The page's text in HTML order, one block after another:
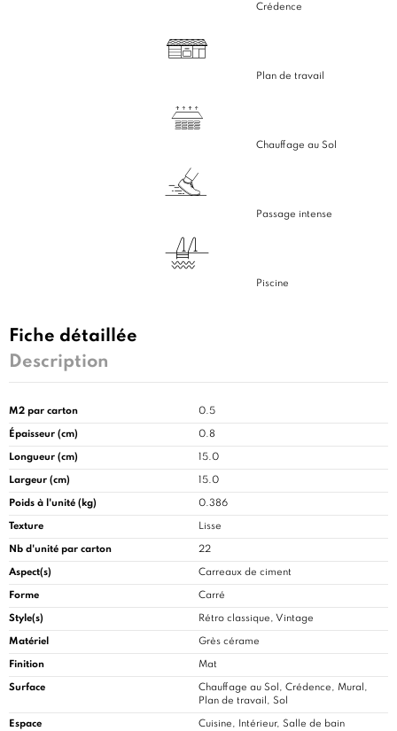
Crédence
Plan de travail
Chauffage au Sol
Passage intense
Piscine
Fiche détaillée
Description
M2 par carton 0.5
Épaisseur (cm) 0.8
Longueur (cm) 15.0
Largeur (cm) 15.0
Poids à l'unité (kg) 0.386
Texture Lisse
Nb d'unité par carton 22
Aspect(s) Carreaux de ciment
Forme Carré
Style(s) Rétro classique, Vintage
Matériel Grès cérame
Finition Mat
Surface
Chauffage au Sol, Crédence, Mural,
Plan de travail, Sol
Espace Cuisine, Intérieur, Salle de bain